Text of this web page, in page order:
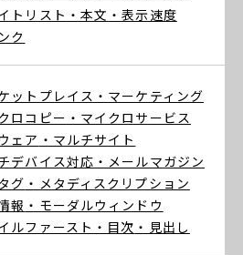
トリスト ・本文 ・表示速度
ク
ットプレイス ・マーケティング
ロコピー ・マイクロサービス
ェア ・マルチサイト
デバイス対応 ・メールマガジン
グ ・メタディスクリプション
報 ・モーダルウィンドウ
ルファースト ・目次 ・見出し